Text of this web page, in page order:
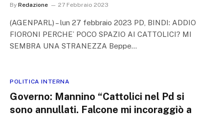
By Redazione 27 Febbraio 2023
(AGENPARL) – lun 27 febbraio 2023 PD, BINDI: ADDIO
FIORONI PERCHE’ POCO SPAZIO AI CATTOLICI? MI
SEMBRA UNA STRANEZZA Beppe…
POLITICA INTERNA
Governo: Mannino “Cattolici nel Pd si
sono annullati. Falcone mi incoraggiò a